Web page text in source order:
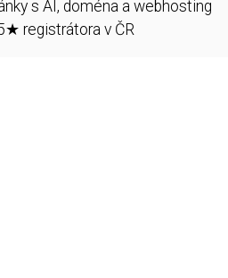
s AI, doména a webhosting
registrátora v ČR